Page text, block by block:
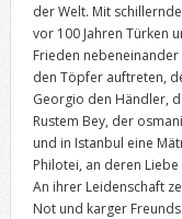
der Welt. Mit
vor 100 Jahren Türken
Frieden
den Töpfer auftreten,
Georgio den Händler,
Rustem Bey, der
und in Istanbul eine
Philotei, an deren
An ihrer Leidenschaft
Not und karger